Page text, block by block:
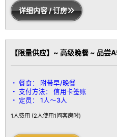
详细内容 / 订房
【限量供应】~ 高级晚餐 ~ 品尝
餐食：
附带早/晚餐
支付方法：
信用卡签账
定员：
1人～3人
1人费用 (2人使用1间客房时)